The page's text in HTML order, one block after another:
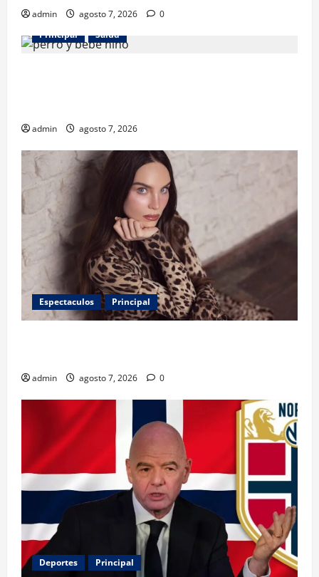
admin agosto 7, 2026
0
Principal
Salud
admin agosto 7, 2026
Espectaculos Principal
admin agosto 7, 2026 0
Deportes Principal